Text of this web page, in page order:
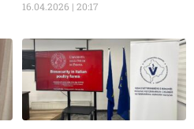
16.04.2026 20:17